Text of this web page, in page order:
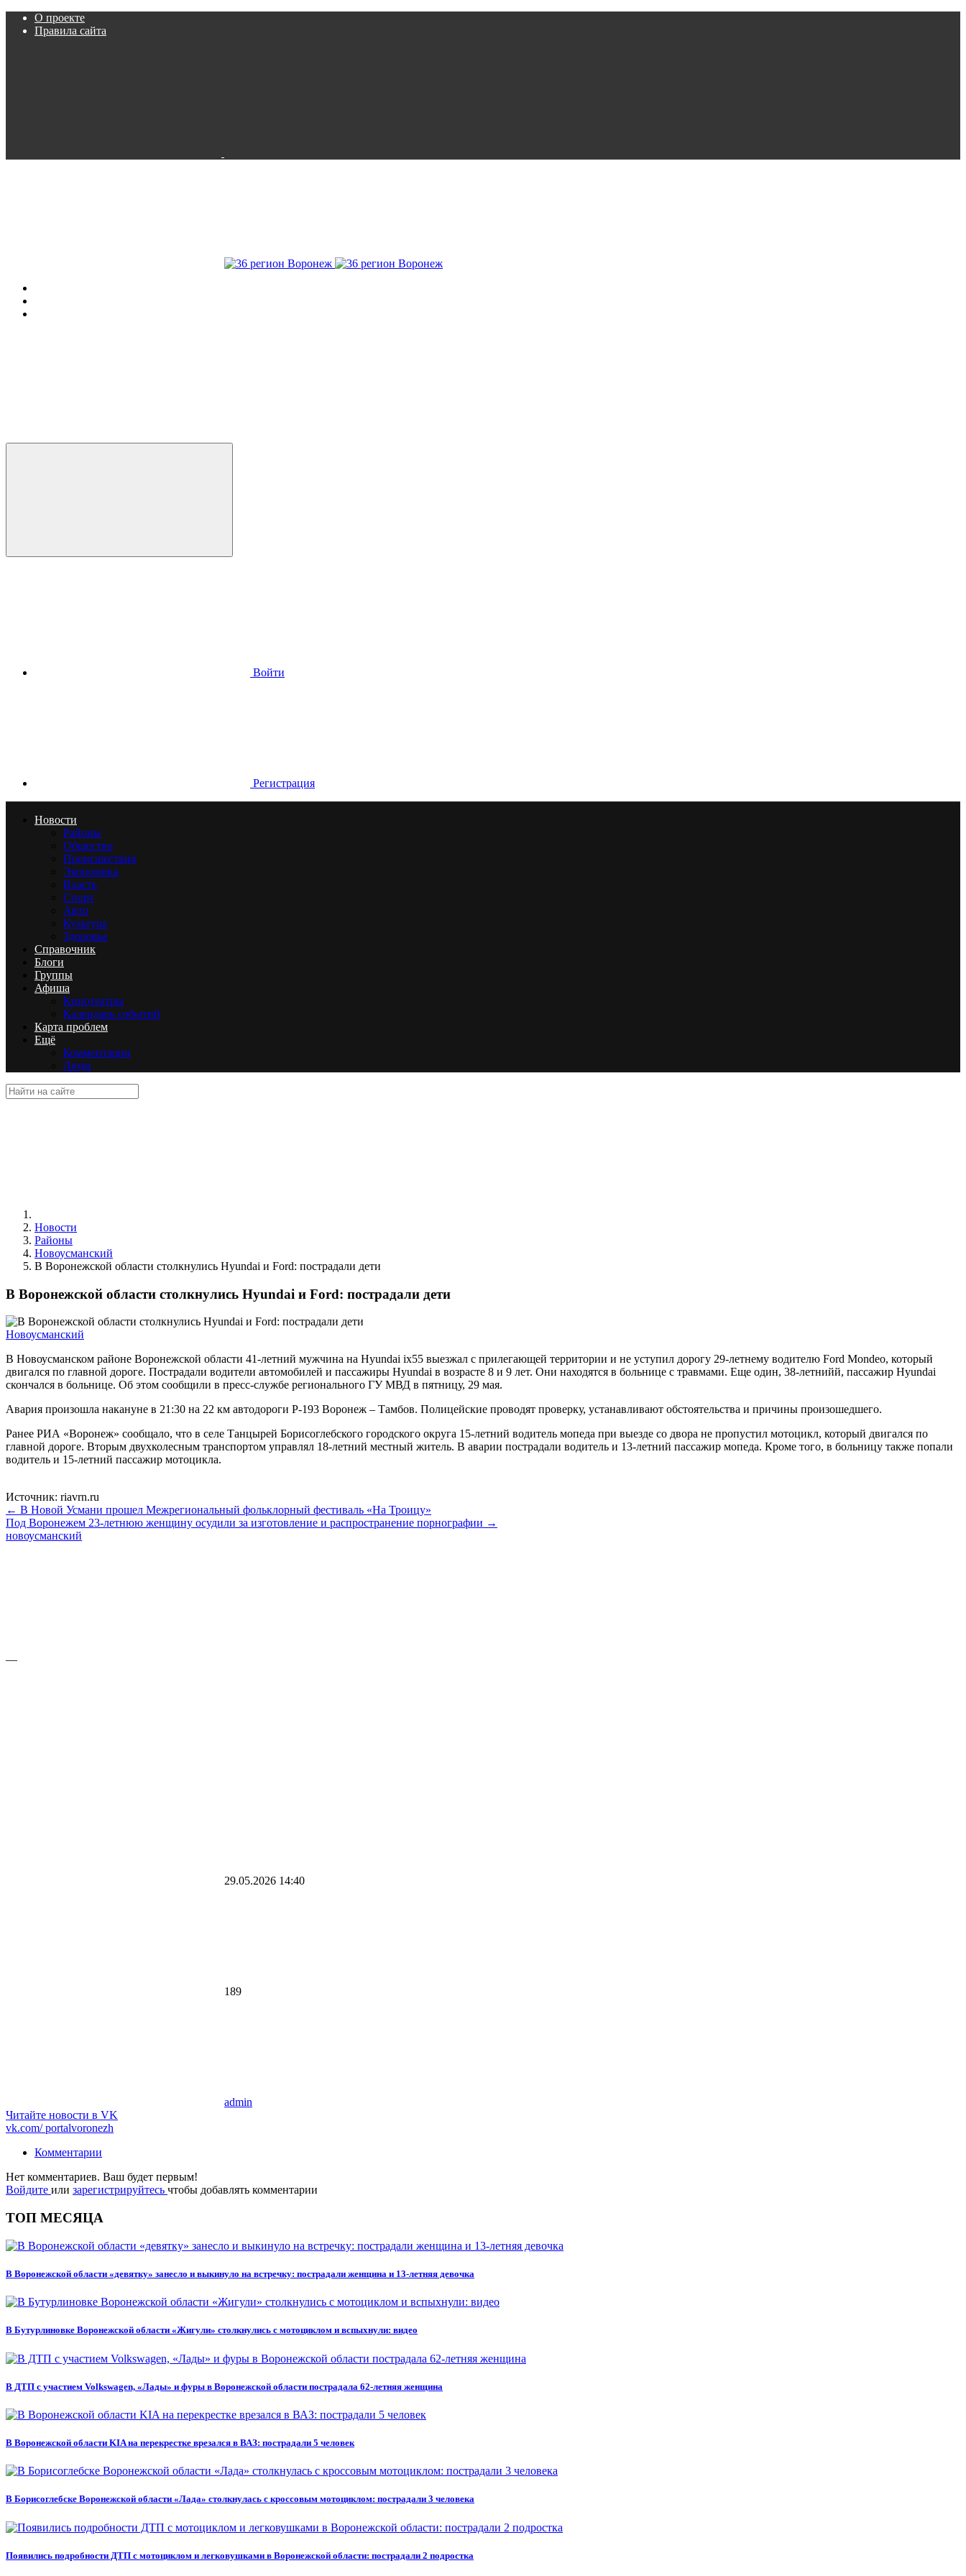
О проекте
Правила сайта
Войти
Регистрация
Новости
Районы
Общество
Происшествия
Экономика
Власть
Спорт
Авто
Культура
Здоровье
Справочник
Блоги
Группы
Афиша
Кинотеатры
Календарь событий
Карта проблем
Ещё
Комментарии
Люди
Новости
Районы
Новоусманский
В Воронежской области столкнулись Hyundai и Ford: пострадали дети
В Воронежской области столкнулись Hyundai и Ford: пострадали дети
Новоусманский
В Новоусманском районе Воронежской области 41-летний мужчина на Hyundai ix55 выезжал с прилегающей территории и не уступил дорогу 29-летнему водителю Ford Mondeo, который
двигался по главной дороге. Пострадали водители автомобилей и пассажиры Hyundai в возрасте 8 и 9 лет. Они находятся в больнице с травмами. Еще один, 38-летнийй, пассажир Hyundai
скончался в больнице. Об этом сообщили в пресс-службе регионального ГУ МВД в пятницу, 29 мая.
Авария произошла накануне в 21:30 на 22 км автодороги Р-193 Воронеж – Тамбов. Полицейские проводят проверку, устанавливают обстоятельства и причины произошедшего.
Ранее РИА «Воронеж» сообщало, что в селе Танцырей Борисоглебского городского округа 15-летний водитель мопеда при выезде со двора не пропустил мотоцикл, который двигался по
главной дороге. Вторым двухколесным транспортом управлял 18-летний местный житель. В аварии пострадали водитель и 13-летний пассажир мопеда. Кроме того, в больницу также попали
водитель и 15-летний пассажир мотоцикла.
Источник: riavrn.ru
← В Новой Усмани прошел Межрегиональный фольклорный фестиваль «На Троицу»
Под Воронежем 23-летнюю женщину осудили за изготовление и распространение порнографии →
новоусманский
—
29.05.2026 14:40
189
admin
Читайте новости в VK
vk.com/portalvoronezh
Комментарии
Нет комментариев. Ваш будет первым!
Войдите или зарегистрируйтесь чтобы добавлять комментарии
ТОП МЕСЯЦА
В Воронежской области «девятку» занесло и выкинуло на встречку: пострадали женщина и 13-летняя девочка
В Бутурлиновке Воронежской области «Жигули» столкнулись с мотоциклом и вспыхнули: видео
В ДТП с участием Volkswagen, «Лады» и фуры в Воронежской области пострадала 62-летняя женщина
В Воронежской области KIA на перекрестке врезался в ВАЗ: пострадали 5 человек
В Борисоглебске Воронежской области «Лада» столкнулась с кроссовым мотоциклом: пострадали 3 человека
Появились подробности ДТП с мотоциклом и легковушками в Воронежской области: пострадали 2 подростка